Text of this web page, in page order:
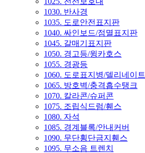
1030. 반사경
1035. 도로안전표지판
1040. 싸인보드/점멸표지판
1045. 갈매기표지판
1050. 경고등/윙카호스
1055. 경광등
1060. 도로표지병/델리네이트
1065. 방호벽/충격흡수탱크
1070. 칼라콘/슈퍼콘
1075. 조립식드럼/휀스
1080. 자석
1085. 경계블록/안내커버
1090. 무단횡단금지휀스
1095. 무소음 트렌치